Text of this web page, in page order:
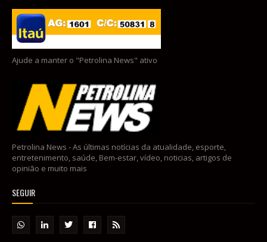
Ajude a manter o "Petrolina News" ativo
Petrolina News - As últimas notícias da atualidade, esporte,
entretenimento, saúde, Bem-estar, vídeo, noticias, artigos de
opinião e muito mais
SEGUIR